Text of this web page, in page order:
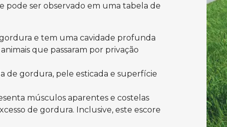
pode ser observado em uma tabela de
e tem uma cavidade profunda
que passaram por privação
de gordura, pele esticada e superfície
músculos aparentes e costelas
de gordura. Inclusive, este escore